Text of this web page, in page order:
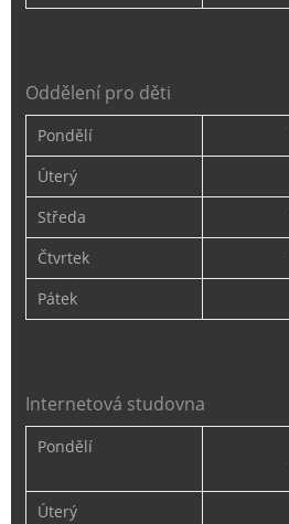
Oddělení pro děti
Pondělí
Úterý
Středa
Čtvrtek
Pátek
Internetová studovna
Pondělí
Úterý